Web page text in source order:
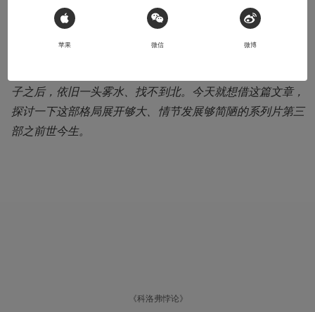
导语：由派拉蒙投资拍摄、临发行却卖给 Netflix，最终作为
电视电影上线的《科洛弗》系列第三部作品《科洛弗悖
子之后，依旧一头雾水、找不到北。今天就想借这篇文章，
探讨一下这部格局展开够大、情节发展够简陋的系列片第三
部之前世今生。
《科洛弗悖论》
 Sign in with Apple
苹果 微信 微博